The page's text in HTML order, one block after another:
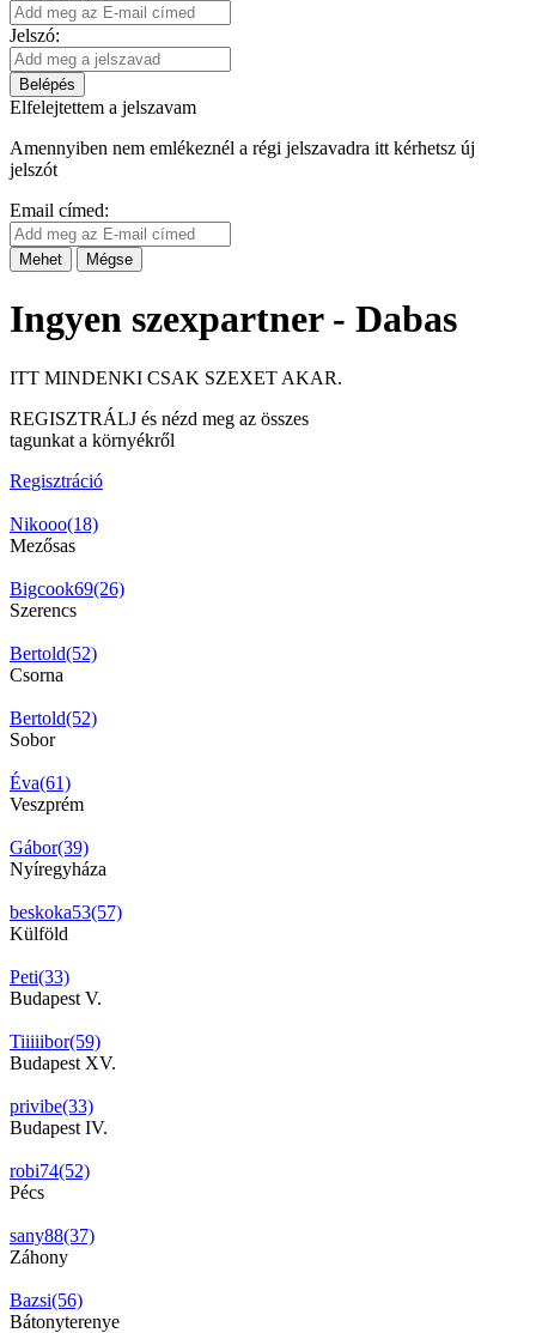
Jelszó:
Belépés
Elfelejtettem a jelszavam
Amennyiben nem emlékeznél a régi jelszavadra itt kérhetsz új
jelszót
Email címed:
Mehet Mégse
Ingyen szexpartner - Dabas
ITT MINDENKI CSAK SZEXET AKAR.
REGISZTRÁLJ és nézd meg az összes
tagunkat a környékről
Regisztráció
Nikooo(18)
Mezősas
Bigcook69(26)
Szerencs
Bertold(52)
Csorna
Bertold(52)
Sobor
Éva(61)
Veszprém
Gábor(39)
Nyíregyháza
beskoka53(57)
Külföld
Peti(33)
Budapest V.
Tiiiiibor(59)
Budapest XV.
privibe(33)
Budapest IV.
robi74(52)
Pécs
sany88(37)
Záhony
Bazsi(56)
Bátonyterenye